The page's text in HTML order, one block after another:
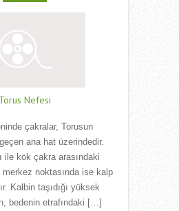
Torus Nefesi
çakralar, Torusun
ana hat üzerindedir.
ile kök çakra arasındaki
merkez noktasında ise kalp
Kalbin taşıdığı yüksek
bedenin etrafındaki […]